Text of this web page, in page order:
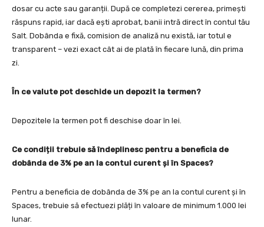
dosar cu acte sau garanții. După ce completezi cererea, primești
răspuns rapid, iar dacă ești aprobat, banii intră direct în contul tău
Salt. Dobânda e fixă, comision de analiză nu există, iar totul e
transparent – vezi exact cât ai de plată în fiecare lună, din prima
zi.
În ce valute pot deschide un depozit la termen?
Depozitele la termen pot fi deschise doar în lei.
Ce condiții trebuie să îndeplinesc pentru a beneficia de
dobânda de 3% pe an la contul curent și în Spaces?
Pentru a beneficia de dobânda de 3% pe an la contul curent și în
Spaces, trebuie să efectuezi plăți în valoare de minimum 1.000 lei
lunar.